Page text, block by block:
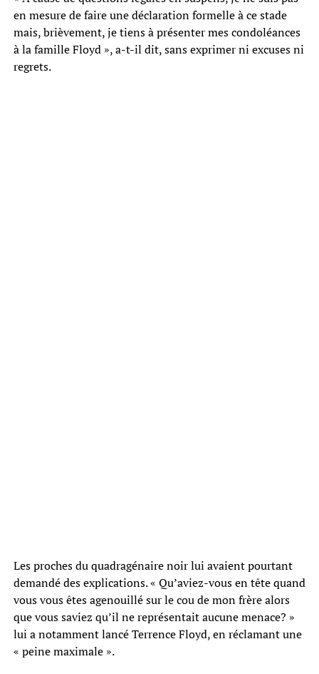
en mesure de faire une déclaration formelle à ce stade
mais, brièvement, je tiens à présenter mes condoléances
à la famille Floyd », a-t-il dit, sans exprimer ni excuses ni
regrets.
Les proches du quadragénaire noir lui avaient pourtant
demandé des explications. « Qu’aviez-vous en tête quand
vous vous êtes agenouillé sur le cou de mon frère alors
que vous saviez qu’il ne représentait aucune menace? »
lui a notamment lancé Terrence Floyd, en réclamant une
« peine maximale ».